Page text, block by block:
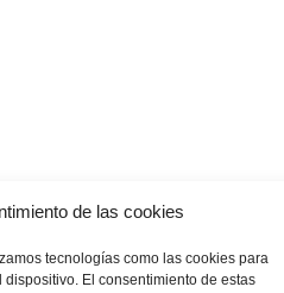
de las cookies
tecnologías como las cookies para
El consentimiento de estas